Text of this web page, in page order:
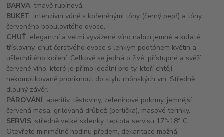
BARVA: tmavě rubínová.
BUKET: intenzivní vůně s kořeněnými tóny (černý pepř) a tóny
červeného bobulovitého ovoce.
CHUŤ: elegantní a velmi vyvážené víno nabízí jemné a kulaté
třísloviny, chuť čerstvého ovoce s lehkým podtónem květin a
ušlechtilého koření. Celkově se jedná o živé, přístupné a svěží
červené víno, které je přímo ideální pro ty, kteří chtějí
nekomplikovaně proniknout do stylu rhônských vín. Středně
dlouhý závěr.
PÁROVÁNÍ: aperitiv, těstoviny, zeleninové pokrmy, jemnější
červená masa, grilovaná drůbež (perlička), masové terinky.
SERVIS: středně velké sklenky, teplota servisu 17°-18° C.
Otevřete minimálně hodinu předem, dekantace možná.